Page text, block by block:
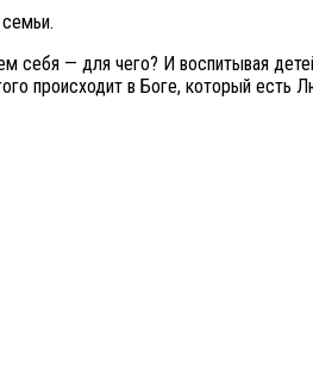
— для чего? И воспитывая
происходит в Боге, который есть